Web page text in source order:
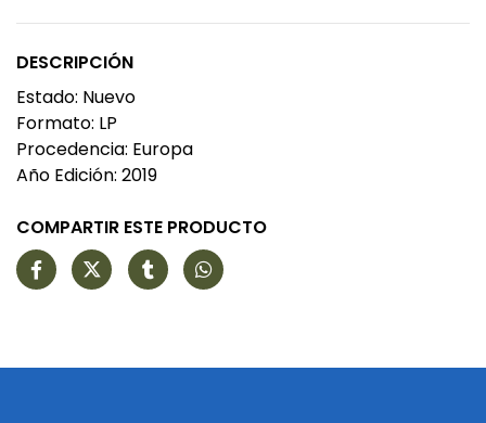
DESCRIPCIÓN
Estado: Nuevo
Formato: LP
Procedencia: Europa
Año Edición: 2019
COMPARTIR ESTE PRODUCTO